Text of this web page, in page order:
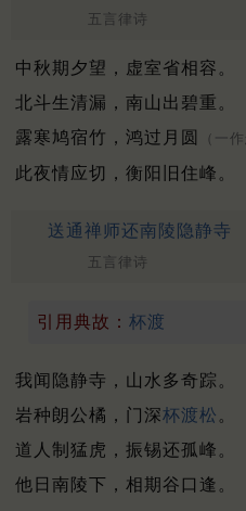
五言律诗
中秋期夕望，虚室省相容。
北斗生清漏，南山出碧重。
露寒鸠宿竹，鸿过月圆
（一
此夜情应切，衡阳旧住峰。
送通禅师还南陵隐静寺
五言律诗
引用典故： 杯渡
我闻隐静寺，山水多奇踪。
岩种朗公橘，门深杯渡松 。
道人制猛虎，振锡还孤峰。
他日南陵下，相期谷口逢。